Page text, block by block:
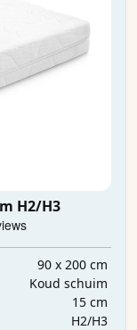
H2/H3
90 x 200 cm
Koud schuim
15 cm
H2/H3